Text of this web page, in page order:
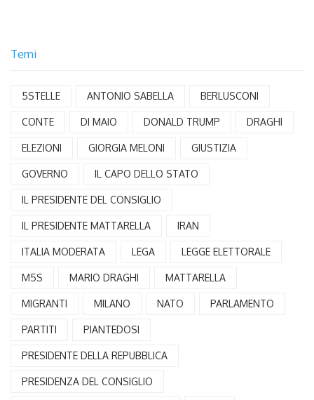
Temi
5STELLE ANTONIO SABELLA BERLUSCONI
CONTE DI MAIO DONALD TRUMP DRAGHI
ELEZIONI GIORGIA MELONI GIUSTIZIA
GOVERNO IL CAPO DELLO STATO
IL PRESIDENTE DEL CONSIGLIO
IL PRESIDENTE MATTARELLA IRAN
ITALIA MODERATA LEGA LEGGE ELETTORALE
M5S MARIO DRAGHI MATTARELLA
MIGRANTI MILANO NATO PARLAMENTO
PARTITI PIANTEDOSI
PRESIDENTE DELLA REPUBBLICA
PRESIDENZA DEL CONSIGLIO